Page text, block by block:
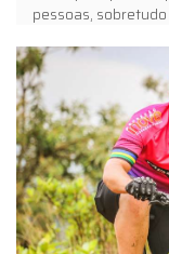
pessoas,